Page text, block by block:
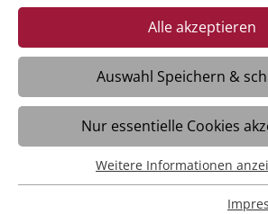
Glücklich ins Ziel
Einstein-Marathon
Ulm – Wahrhafter Gewinner
Team des Olga und Josef
Stiftung Liebenau in Ulm-
Insgesamt sieben
ehrenamtlich Engagierte
Alle akzeptieren
Auswahl Speichern &
Nur essentielle Cookies
Essentiell
Essentielle Cookies werden für
Weitere Informationen